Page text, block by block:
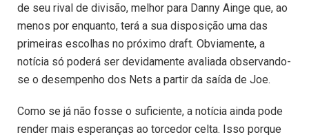
de seu rival de divisão, melhor para Danny Ainge que, ao
menos por enquanto, terá a sua disposição uma das
primeiras escolhas no próximo draft. Obviamente, a
notícia só poderá ser devidamente avaliada observando-
se o desempenho dos Nets a partir da saída de Joe.
Como se já não fosse o suficiente, a notícia ainda pode
render mais esperanças ao torcedor celta. Isso porque